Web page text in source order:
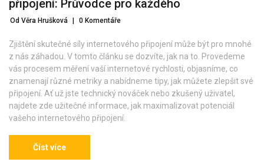
připojení: Průvodce pro každého
Od Věra Hrušková 0 Komentáře
Zjištění skutečné síly internetového připojení může být pro mnohé
z nás záhadou. V tomto článku se dozvíte, jak na to. Provedeme
vás procesem měření vaší internetové rychlosti, objasníme, co
znamenají různé metriky a nabídneme tipy, jak můžete zlepšit své
připojení. Ať už jste technický nováček nebo zkušený uživatel,
najdete zde užitečné informace, jak maximalizovat potenciál
vašeho internetového připojení.
Číst více